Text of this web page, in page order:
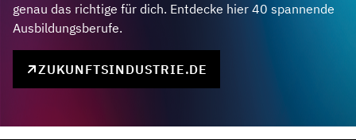
genau das richtige für dich. Entdecke hier 40 spannende
Ausbildungsberufe.
ZUKUNFTSINDUSTRIE.DE